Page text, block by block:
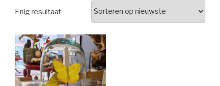
Enig resultaat